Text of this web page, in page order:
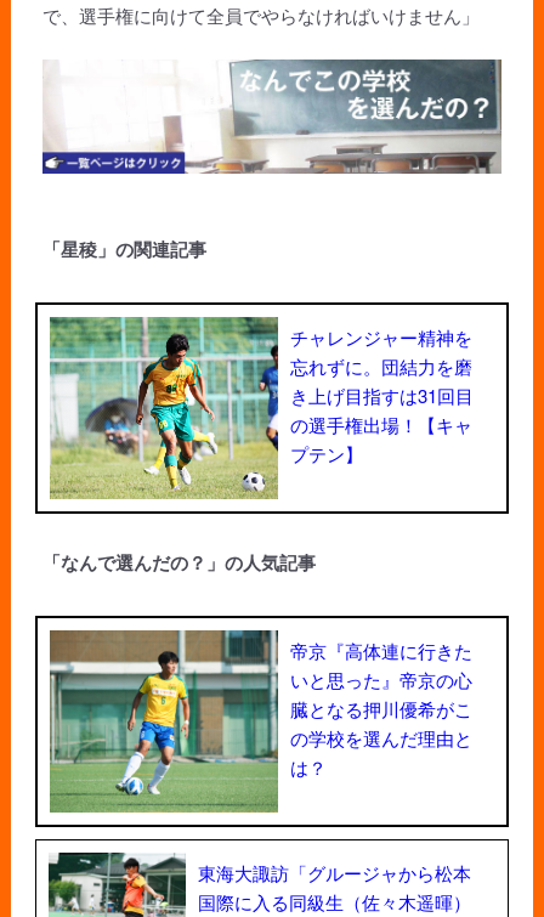
で、選手権に向けて全員でやらなければいけません」
「星稜」の関連記事
チャレンジャー精神を
忘れずに。団結力を磨
き上げ目指すは31回目
の選手権出場！【キャ
プテン】
「なんで選んだの？」の人気記事
帝京『高体連に行きた
いと思った』帝京の心
臓となる押川優希がこ
の学校を選んだ理由と
は？
東海大諏訪「グルージャから松本
国際に入る同級生（佐々木遥暉）